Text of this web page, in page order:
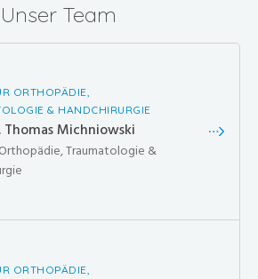
Unser Team
ORTHOPÄDIE,
& HANDCHIRURGIE
Thomas Michniowski
Traumatologie &
ORTHOPÄDIE,